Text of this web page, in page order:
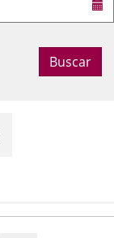
Buscar